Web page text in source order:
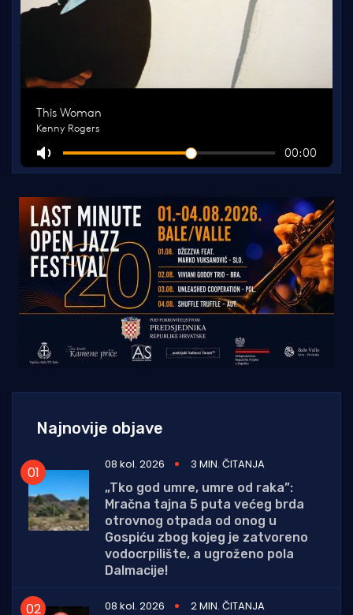
Najnovije objave
08 kol. 2026
3 MIN. ČITANJA
„Tko god umre, umre od raka”:
Mračna tajna 5 puta većeg brda
otrovnog otpada od onog u
Gospiću zbog kojeg je zatvoreno
vodocrpilište, a ugroženo pola
Dalmacije!
08 kol. 2026
2 MIN. ČITANJA